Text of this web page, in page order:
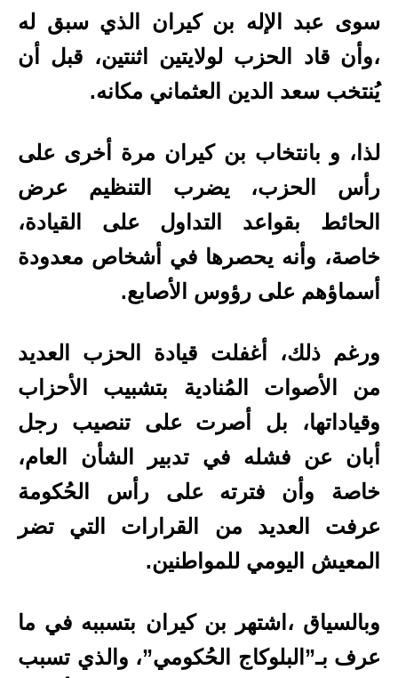
سوى عبد الإله بن كيران الذي سبق له
،وأن قاد الحزب لولايتين اثنتين، قبل أن
يُنتخب سعد الدين العثماني مكانه.
لذا، و بانتخاب بن كيران مرة أخرى على
رأس الحزب، يضرب التنظيم عرض
الحائط بقواعد التداول على القيادة،
خاصة، وأنه يحصرها في أشخاص معدودة
أسماؤهم على رؤوس الأصابع.
ورغم ذلك، أغفلت قيادة الحزب العديد
من الأصوات المُنادية بتشبيب الأحزاب
وقياداتها، بل أصرت على تنصيب رجل
أبان عن فشله في تدبير الشأن العام،
خاصة وأن فترته على رأس الحُكومة
عرفت العديد من القرارات التي تضر
المعيش اليومي للمواطنين.
وبالسياق ،اشتهر بن كيران بتسببه في ما
عرف بـ”البلوكاج الحُكومي”، والذي تسبب